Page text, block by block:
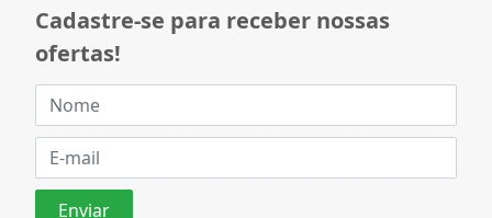
Cadastre-se para receber nossas
ofertas!